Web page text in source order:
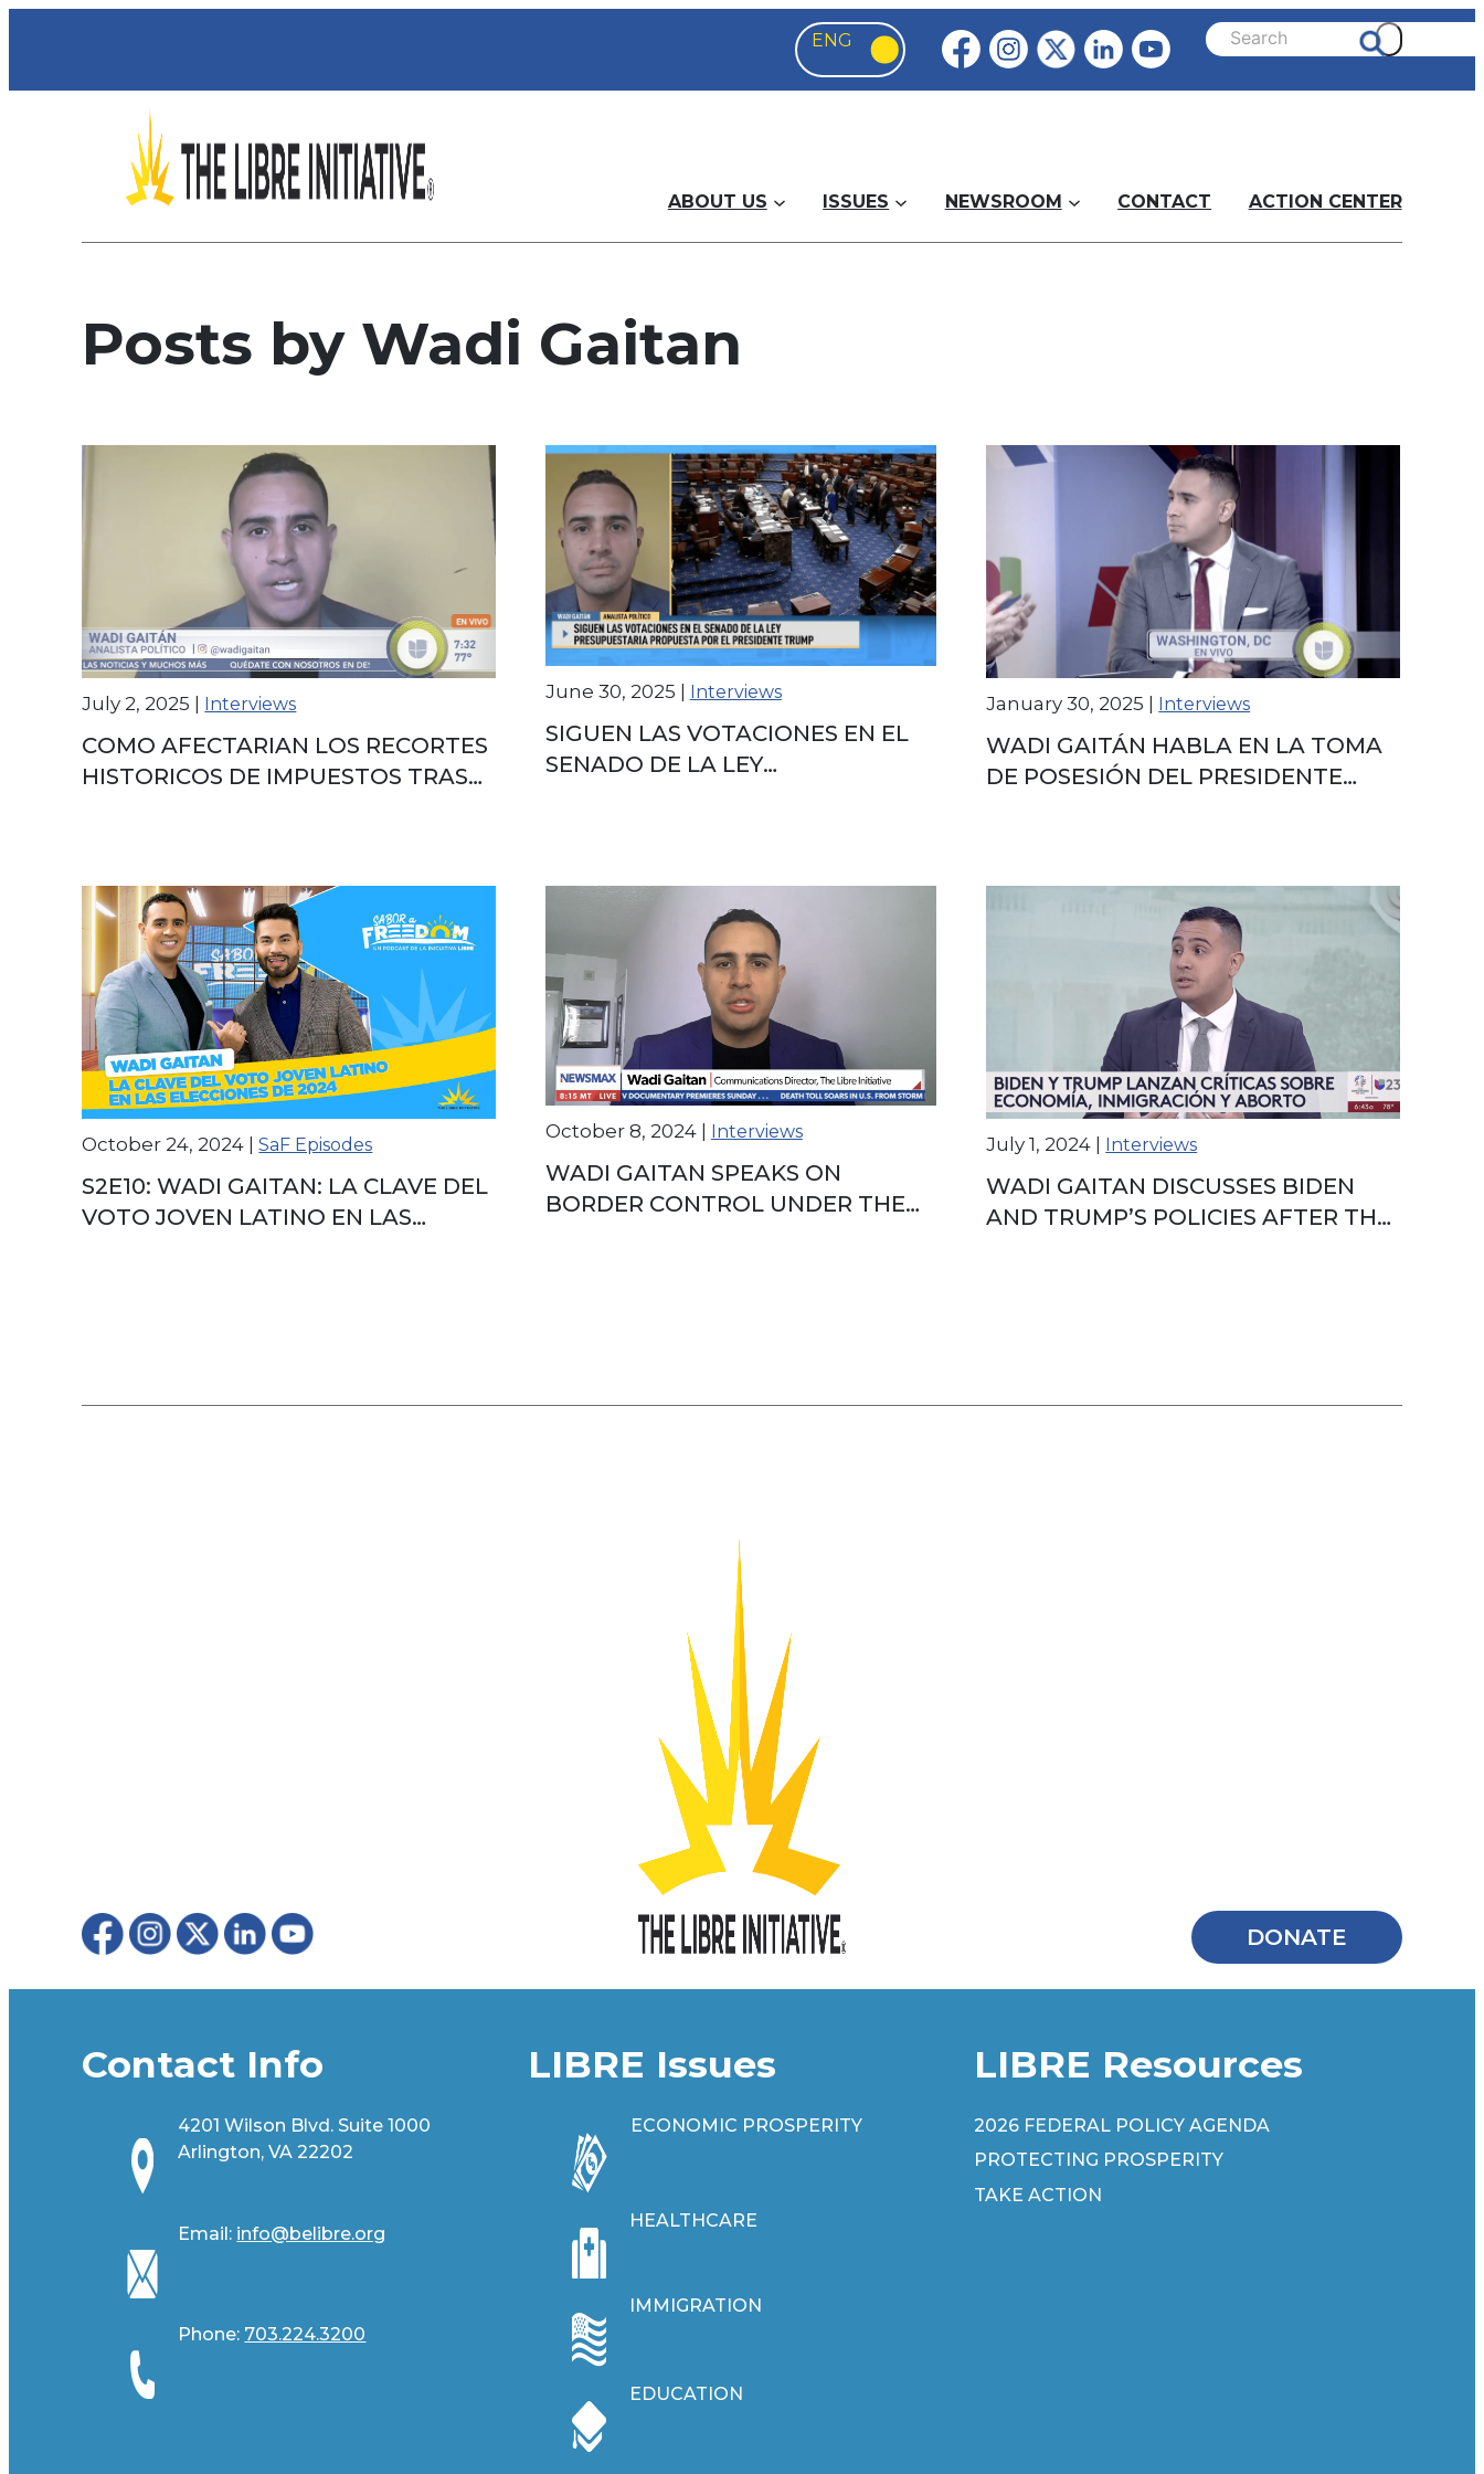
ABOUT US ISSUES NEWSROOM CONTACT ACTION CENTER
Posts by Wadi Gaitan
July 2, 2025 Interviews
COMO AFECTARIAN LOS RECORTES
HISTORICOS DE IMPUESTOS TRAS
June 30, 2025 Interviews
SIGUEN LAS VOTACIONES EN EL
SENADO DE LA LEY
January 30, 2025 Interviews
WADI GAITÁN HABLA EN LA TOMA
DE POSESIÓN DEL PRESIDENTE
October 24, 2024 |SaF Episodes
S2E10: WADI GAITAN: LA CLAVE DEL
VOTO JOVEN LATINO EN LAS
October 8, 2024| Interviews
WADI GAITAN SPEAKS ON
BORDER CONTROL UNDER THE
July 1, 2024 Interviews
WADI GAITAN DISCUSSES BIDEN
AND TRUMP’S POLICIES AFTER THE
DONATE
Contact Info
4201 Wilson Blvd. Suite 1000
Arlington, VA 22202
Email: info@belibre.org
Phone: 703.224.3200
LIBRE Issues
ECONOMIC PROSPERITY
HEALTHCARE
IMMIGRATION
EDUCATION
LIBRE Resources
2026 FEDERAL POLICY AGENDA
PROTECTING PROSPERITY
TAKE ACTION